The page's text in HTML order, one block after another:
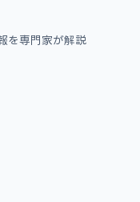
を専門家が解説